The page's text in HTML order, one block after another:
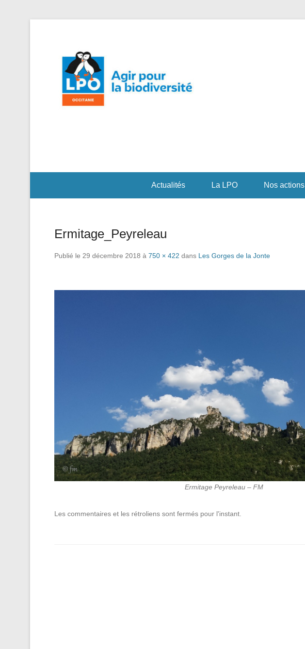
Actualités La LPO Nos actions
Ermitage_Peyreleau
Publié le 29 décembre 2018 à 750 × 422 dans Les Gorges de la Jonte
Ermitage Peyreleau – FM
Les commentaires et les rétroliens sont fermés pour l'instant.